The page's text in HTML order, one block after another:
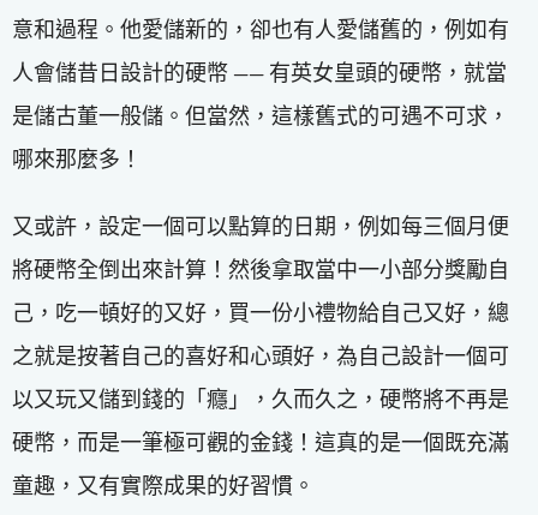
意和過程。他愛儲新的，卻也有人愛儲舊的，例如有
人會儲昔日設計的硬幣 —— 有英女皇頭的硬幣，就當
是儲古董一般儲。但當然，這樣舊式的可遇不可求，
哪來那麼多！
又或許，設定一個可以點算的日期，例如每三個月便
將硬幣全倒出來計算！然後拿取當中一小部分獎勵自
己，吃一頓好的又好，買一份小禮物給自己又好，總
之就是按著自己的喜好和心頭好，為自己設計一個可
以又玩又儲到錢的「癮」，久而久之，硬幣將不再是
硬幣，而是一筆極可觀的金錢！這真的是一個既充滿
童趣，又有實際成果的好習慣。